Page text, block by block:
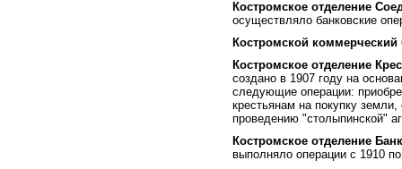
Костромское отделение
осуществляло банковские
Костромской
Костромское отделение
создано в 1907 году на
следующие операции:
крестьянам на покупку
проведению "столыпинской"
Костромское отделение
выполняло операции с 1910